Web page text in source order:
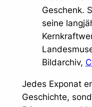
Geschenk.
seine
Bildarchiv,
Jedes Exponat
Geschichte,